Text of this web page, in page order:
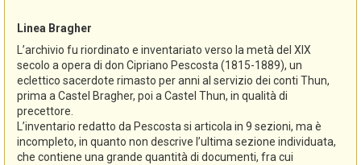
Linea Bragher
L’archivio fu riordinato e inventariato verso la metà del XIX
secolo a opera di don Cipriano Pescosta (1815-1889), un
eclettico sacerdote rimasto per anni al servizio dei conti Thun,
prima a Castel Bragher, poi a Castel Thun, in qualità di
precettore.
L’inventario redatto da Pescosta si articola in 9 sezioni, ma è
incompleto, in quanto non descrive l’ultima sezione individuata,
che contiene una grande quantità di documenti, fra cui